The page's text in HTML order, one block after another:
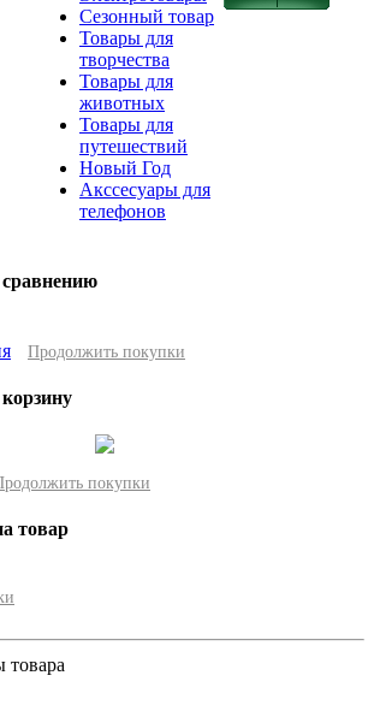
Сезонный товар
Товары для
творчества
Товары для
животных
Товары для
путешествий
Новый Год
Акссесуары для
телефонов
Продолжить покупки
покупки
товар
товара